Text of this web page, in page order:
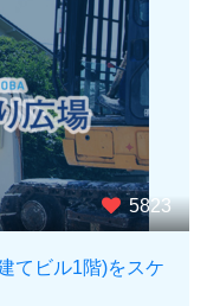
5823
てビル1階)をスケ